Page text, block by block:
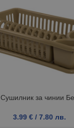
Сушилник за чинии
3.99 € / 7.80 лв.